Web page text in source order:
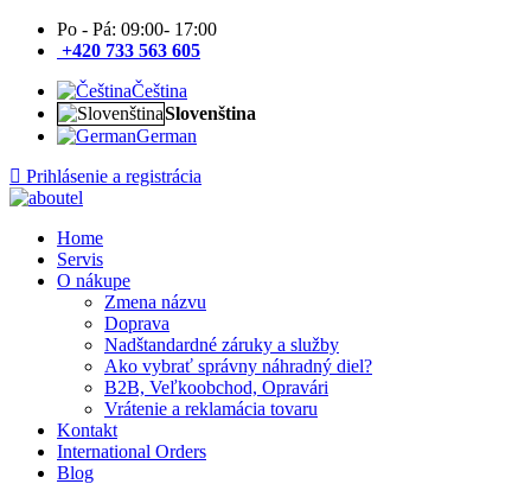
Po - Pá: 09:00- 17:00
+420 733 563 605
Čeština
Slovenština
German
Prihlásenie a registrácia
Home
Servis
O nákupe
Zmena názvu
Doprava
Nadštandardné záruky a služby
Ako vybrať správny náhradný diel?
B2B, Veľkoobchod, Opravári
Vrátenie a reklamácia tovaru
Kontakt
International Orders
Blog